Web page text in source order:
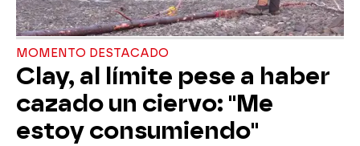
MOMENTO DESTACADO
Clay, al límite pese a haber
cazado un ciervo: "Me
estoy consumiendo"